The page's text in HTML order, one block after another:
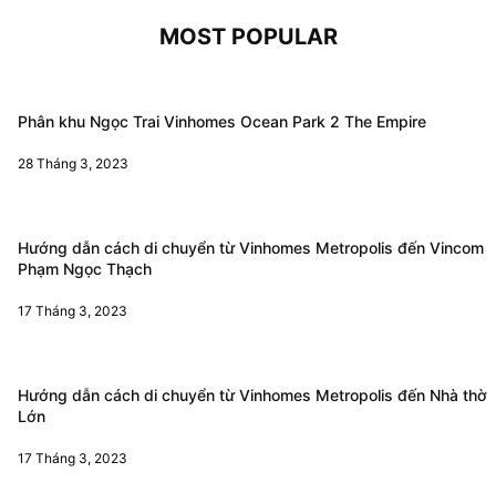
MOST POPULAR
Phân khu Ngọc Trai Vinhomes Ocean Park 2 The Empire
28 Tháng 3, 2023
Hướng dẫn cách di chuyển từ Vinhomes Metropolis đến Vincom
Phạm Ngọc Thạch
17 Tháng 3, 2023
Hướng dẫn cách di chuyển từ Vinhomes Metropolis đến Nhà thờ
Lớn
17 Tháng 3, 2023